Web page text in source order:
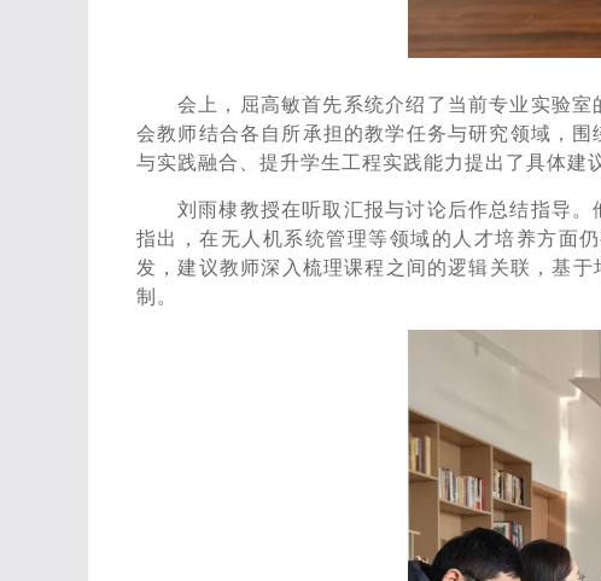
会上，屈高敏首先系统介绍了当前专业实验
会教师结合各自所承担的教学任务与研究领域，
与实践融合、提升学生工程实践能力提出了具体建
刘雨棣教授在听取汇报与讨论后作总结指导
指出，在无人机系统管理等领域的人才培养方面
发，建议教师深入梳理课程之间的逻辑关联，基
制。